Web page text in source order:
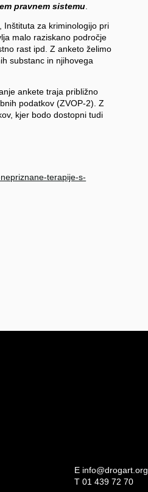
pravnem sistemu
Inštituta za kriminologijo pri
malo raziskano področje
rast ipd. Z anketo želimo
substanc in njihovega
ankete traja približno
podatkov (ZVOP-2). Z
kjer bodo dostopni tudi
terapije-s-
E info@drogart.org
T 01 439 72 70